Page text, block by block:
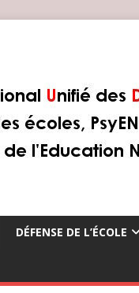
DÉFENSE DE L’ÉCOLE